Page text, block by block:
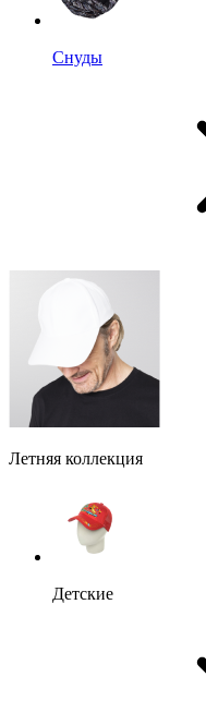
Снуды
Летняя коллекция
Детские